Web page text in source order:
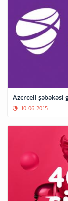
Azercell şəbəkəsi
10-06-2015